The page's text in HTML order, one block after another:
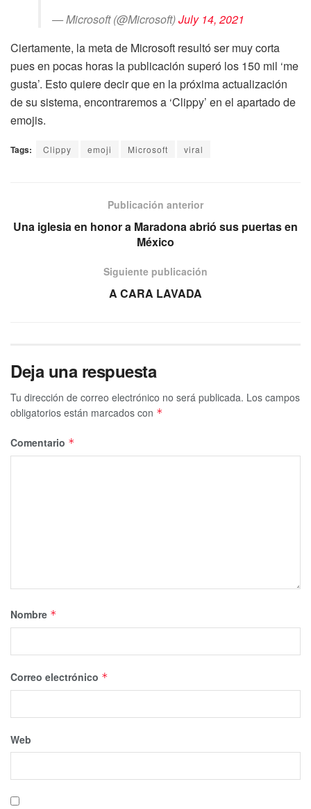
— Microsoft (@Microsoft)July 14, 2021
Ciertamente, la meta de Microsoft resultó ser muy corta
pues en pocas horas la publicación superó los 150 mil ‘me
gusta’. Esto quiere decir que en la próxima actualización
de su sistema, encontraremos a ‘Clippy’ en el apartado de
emojis.
Tags: Clippy emoji Microsoft viral
Publicación anterior
Una iglesia en honor a Maradona abrió sus puertas en
México
Siguiente publicación
A CARA LAVADA
Deja una respuesta
Tu dirección de correo electrónico no será publicada. Los campos
obligatorios están marcados con *
Comentario *
Nombre *
Correo electrónico *
Web